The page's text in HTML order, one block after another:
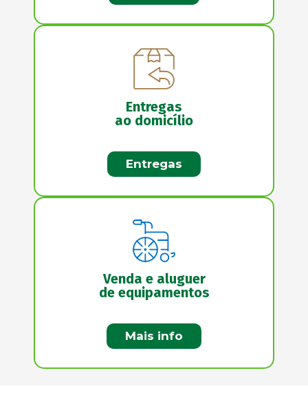
Entregas
ao domicílio
Entregas
Venda e aluguer
de equipamentos
Mais info